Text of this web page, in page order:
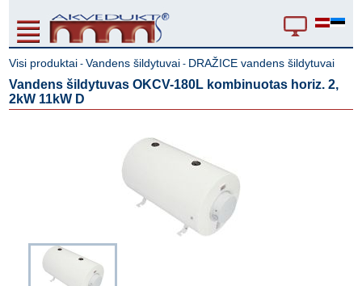
Visi produktai -Vandens šildytuvai - DRAŽICE vandens šildytuvai
Vandens šildytuvas OKCV-180L kombinuotas horiz. 2,
2kW 11kW D